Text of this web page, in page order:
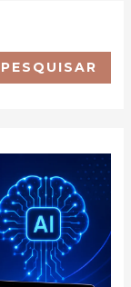
PESQUISAR